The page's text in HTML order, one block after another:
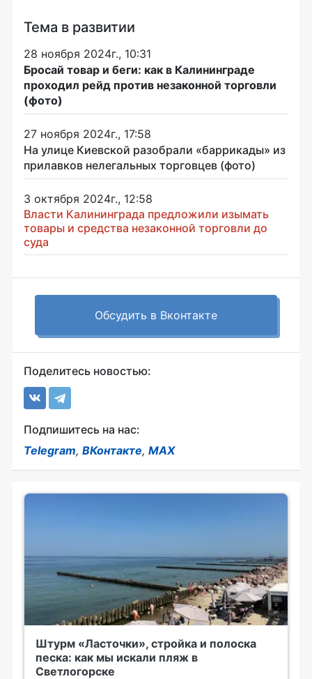
Тема в развитии
28 ноября 2024г., 10:31
Бросай товар и беги: как в Калининграде
проходил рейд против незаконной торговли
(фото)
27 ноября 2024г., 17:58
На улице Киевской разобрали «баррикады» из
прилавков нелегальных торговцев (фото)
3 октября 2024г., 12:58
Власти Калининграда предложили изымать
товары и средства незаконной торговли до
суда
Обсудить в Вконтакте
Поделитесь новостью:
Подпишитесь на нас:
Telegram, ВКонтакте, MAX
Штурм «Ласточки», стройка и полоска
песка: как мы искали пляж в
Светлогорске